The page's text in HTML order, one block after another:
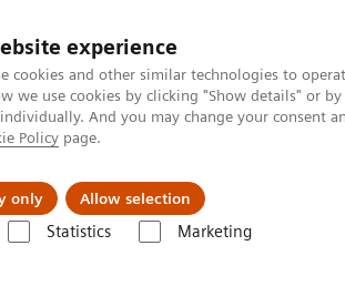
experience
cookies and other similar technologies to
we use cookies by clicking "Show details" or
And you may change your consent
Policy page.
only Allow selection
Statistics Marketing
Insights